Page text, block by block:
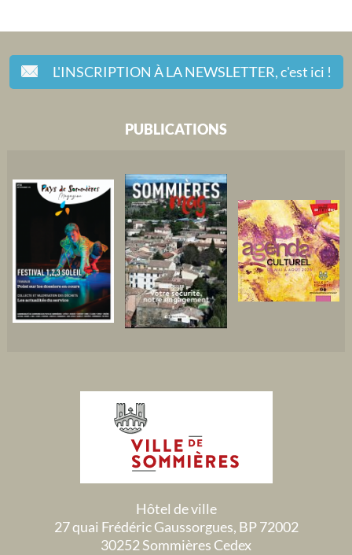
L'INSCRIPTION À LA NEWSLETTER,c'est ici !
PUBLICATIONS
Hôtel de ville
27 quai Frédéric Gaussorgues, BP 72002
30252 Sommières Cedex